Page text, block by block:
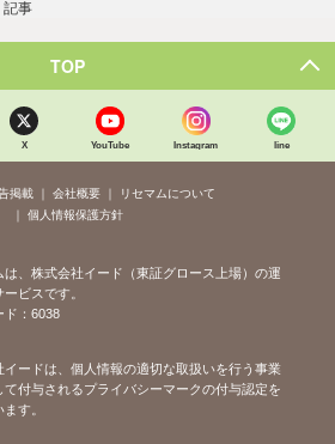
記事
TOP
X YouTube Instagram line
掲載 会社概要
リセマムについて
個人情報保護方針
は、株式会社イード（東証グロース上場）の運
ビスです。
ド：6038
イードは、個人情報の適切な取扱いを行う事業
て付与されるプライバシーマークの付与認定を
す。